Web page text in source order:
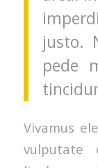
justo.
pede
Vivamus
vulputate